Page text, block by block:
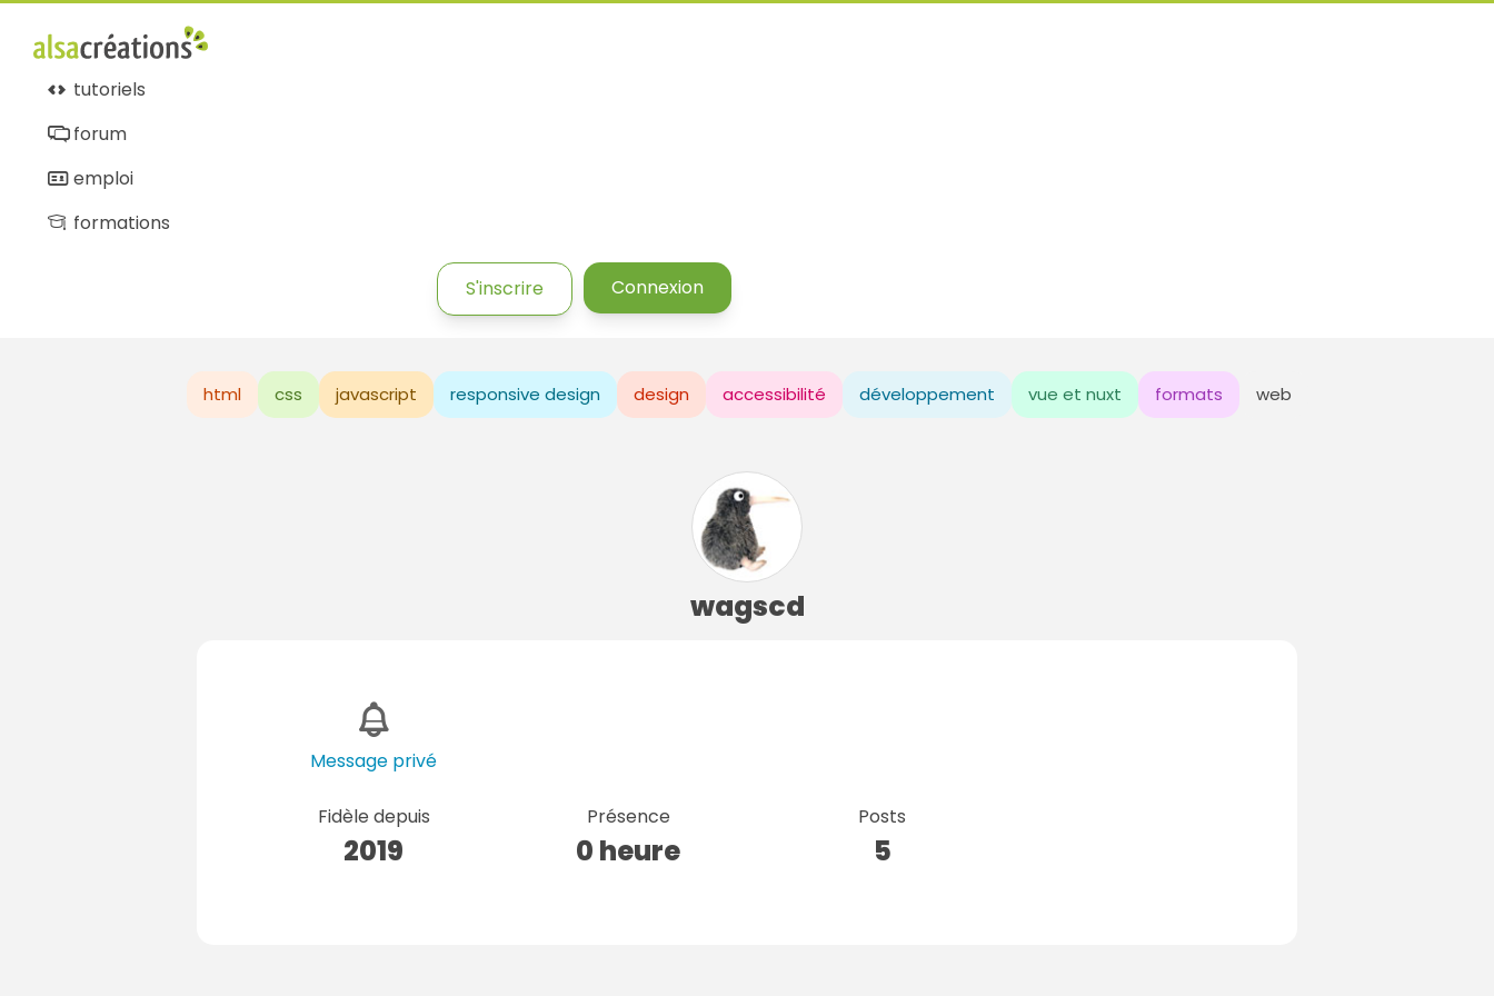
tutoriels
forum
emploi
formations
S'inscrire Connexion
html css javascript responsive design design accessibilité développement vue et nuxt formats web
wagscd
Message privé
Fidèle depuis
2019
Présence
0 heure
Posts
5